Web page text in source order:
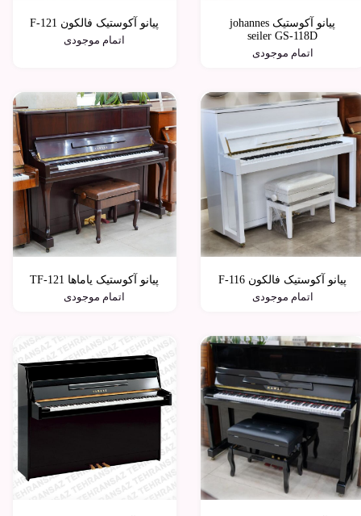
پیانو آکوستیک johannes
seiler GS-118D
اتمام موجودی
پیانو آکوستیک فالکون F-121
اتمام موجودی
پیانو آکوستیک فالکون F-116
اتمام موجودی
پیانو آکوستیک یاماها TF-121
اتمام موجودی